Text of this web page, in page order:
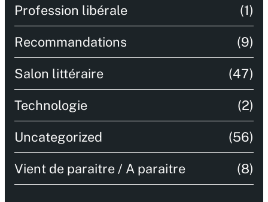
Profession libérale (1)
Recommandations (9)
Salon littéraire (47)
Technologie (2)
Uncategorized (56)
Vient de paraitre / A paraitre (8)